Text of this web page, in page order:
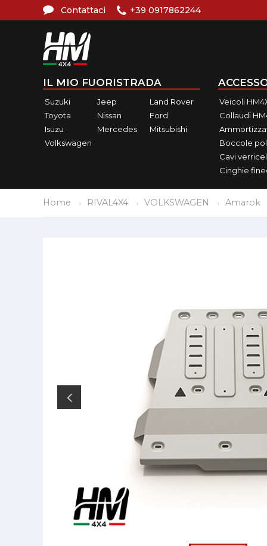
Contattaci +39 0917862244
IL MIO FUORISTRADA
Suzuki Jeep
Land Rover
Toyota
Nissan
Ford
Isuzu
Mercedes
Mitsubishi
Volkswagen
Veicoli
Collaudi
Boccole
Cavi
Cinghie
Home RIVAL4X4 VOLKSWAGEN Amarok